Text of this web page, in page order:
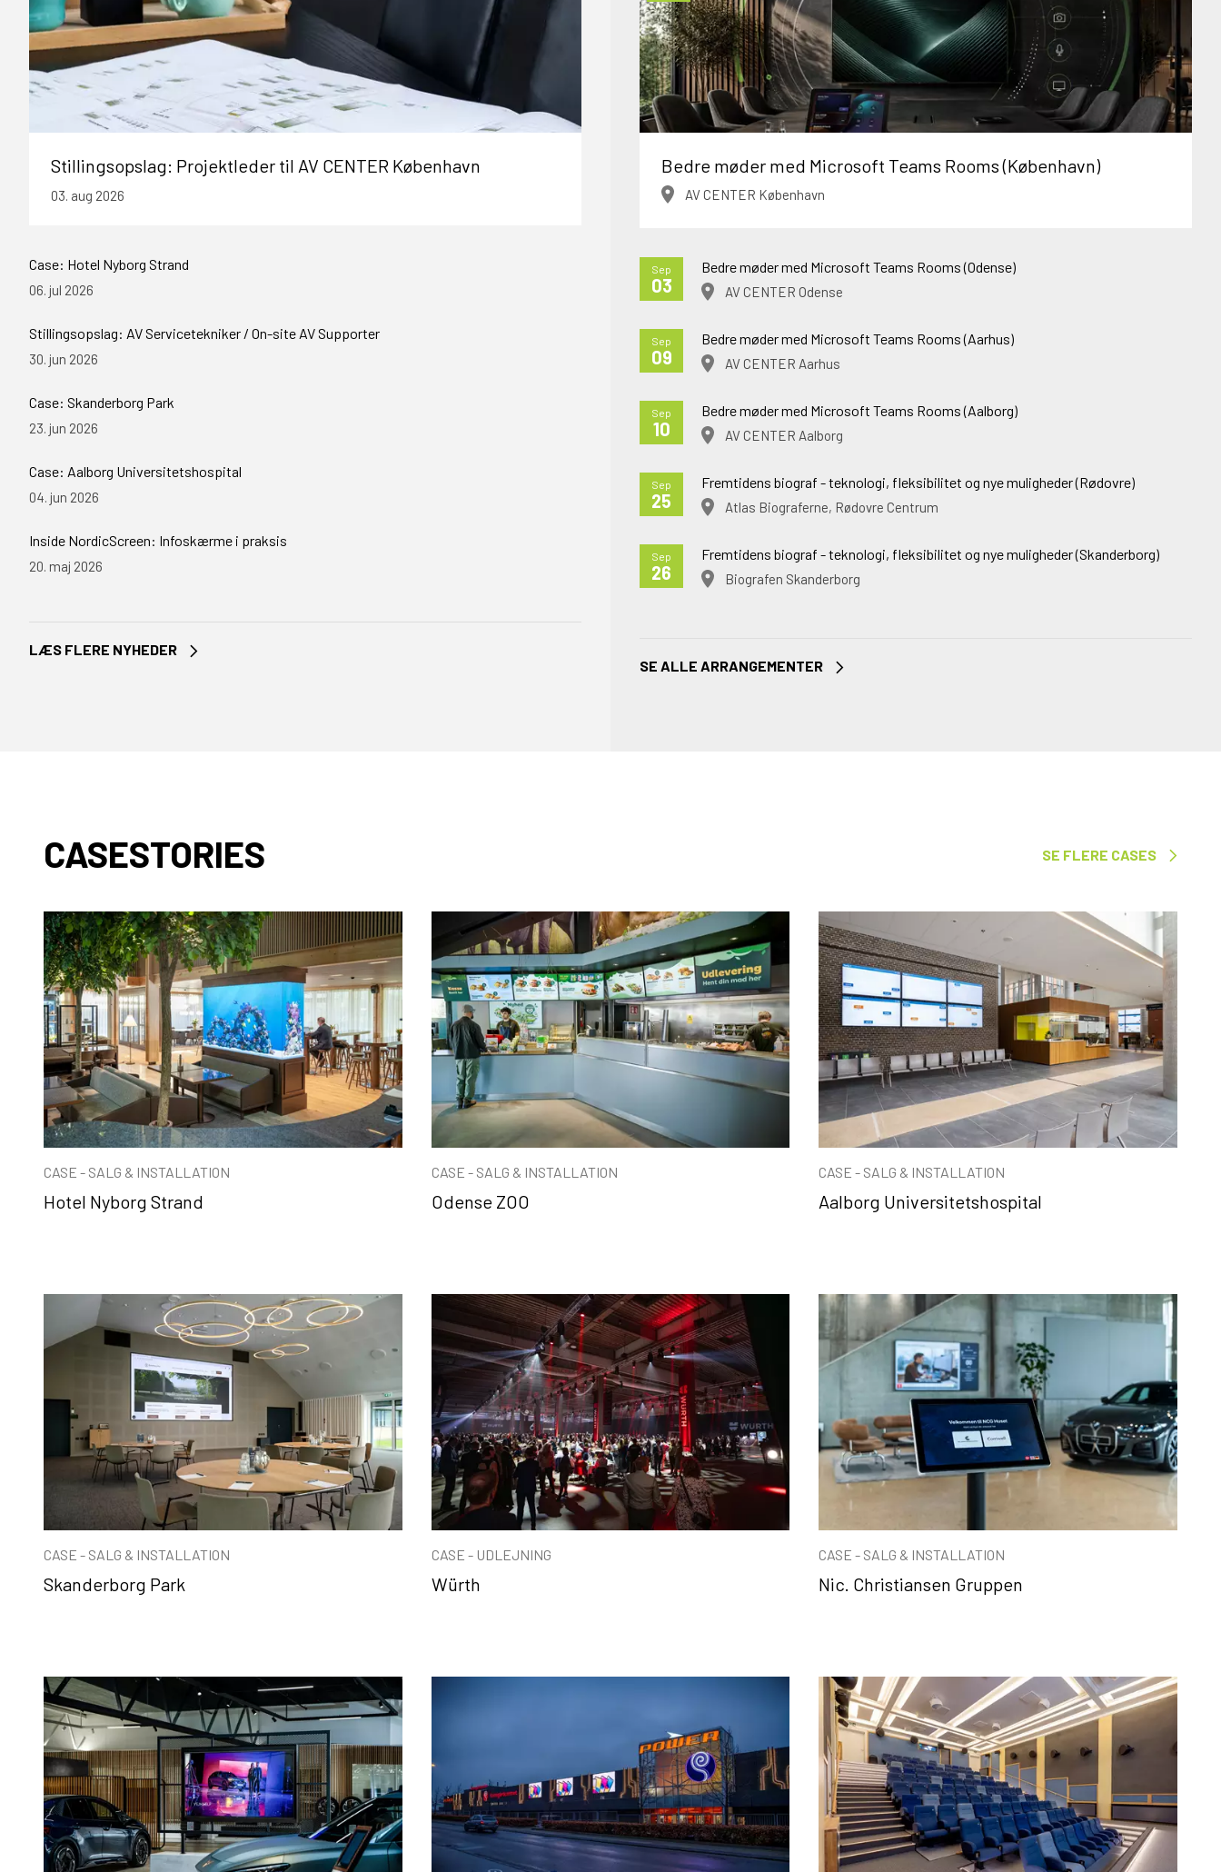
Stillingsopslag: Projektleder til AV CENTER København
03. aug 2026
Case: Hotel Nyborg Strand
06. jul 2026
Stillingsopslag: AV Servicetekniker / On-site AV Supporter
30. jun 2026
Case: Skanderborg Park
23. jun 2026
Case: Aalborg Universitetshospital
04. jun 2026
Inside NordicScreen: Infoskærme i praksis
20. maj 2026
LÆS FLERE NYHEDER
Bedre møder med Microsoft Teams Rooms (København)
AV CENTER København
Sep
03
Bedre møder med Microsoft Teams Rooms (Odense)
AV CENTER Odense
Sep
09
Bedre møder med Microsoft Teams Rooms (Aarhus)
AV CENTER Aarhus
Sep
10
Bedre møder med Microsoft Teams Rooms (Aalborg)
AV CENTER Aalborg
Sep
25
Fremtidens biograf - teknologi, fleksibilitet og nye muligheder (Rødovre)
Atlas Biograferne, Rødovre Centrum
Sep
26
Fremtidens biograf - teknologi, fleksibilitet og nye muligheder (Skanderborg)
Biografen Skanderborg
SE ALLE ARRANGEMENTER
CASESTORIES SE FLERE CASES
CASE - SALG & INSTALLATION
Hotel Nyborg Strand
CASE - SALG & INSTALLATION
Odense ZOO
CASE - SALG & INSTALLATION
Aalborg Universitetshospital
CASE - SALG & INSTALLATION
Skanderborg Park
CASE - UDLEJNING
Würth
CASE - SALG & INSTALLATION
Nic. Christiansen Gruppen